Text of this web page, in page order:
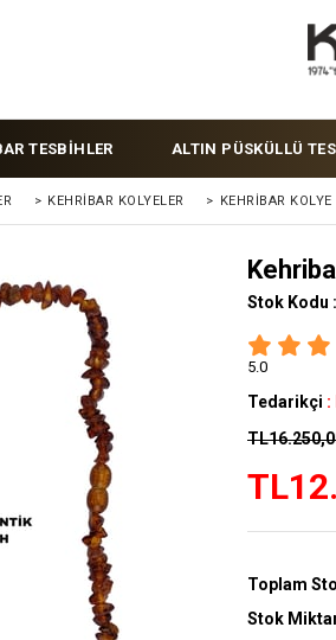
TESBİHLER ALTIN PÜSKÜLLÜ
> KEHRİBAR KOLYELER > KEHRIBAR KOLYE
Stok Kodu :
5.0
Tedarikçi :
Toplam
Stok